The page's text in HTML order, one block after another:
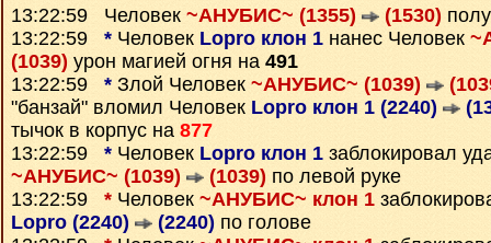
13:22:59 Человек ~АНУБИС~ (1355) (1530)
13:22:59 * Человек Lopro клон 1 нанес Человек
(1039) урон магией огня на 491
13:22:59 * Злой Человек ~АНУБИС~ (1039)
"банзай" вломил Человек Lopro клон 1 (2240)
тычок в корпус на 877
13:22:59 * Человек Lopro клон 1 заблокировал
~АНУБИС~ (1039)
(1039) по левой руке
13:22:59 * Человек ~АНУБИС~ клон 1
Lopro (2240)
(2240) по голове